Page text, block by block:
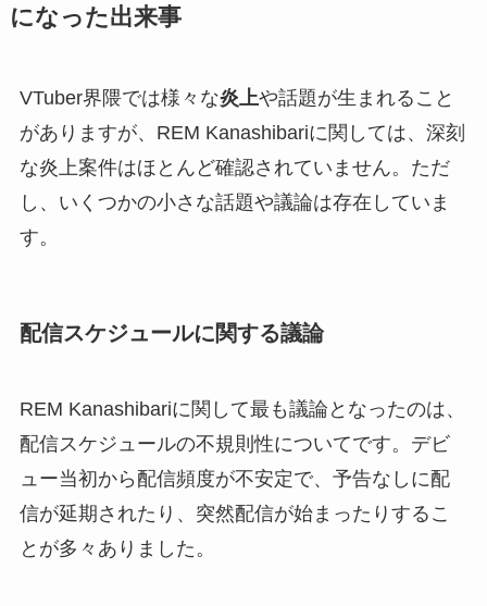
になった出来事
VTuber界隈では様々な炎上や話題が生まれること
がありますが、REM Kanashibariに関しては、深刻
な炎上案件はほとんど確認されていません。ただ
し、いくつかの小さな話題や議論は存在していま
す。
配信スケジュールに関する議論
REM Kanashibariに関して最も議論となったのは、
配信スケジュールの不規則性についてです。デビ
ュー当初から配信頻度が不安定で、予告なしに配
信が延期されたり、突然配信が始まったりするこ
とが多々ありました。